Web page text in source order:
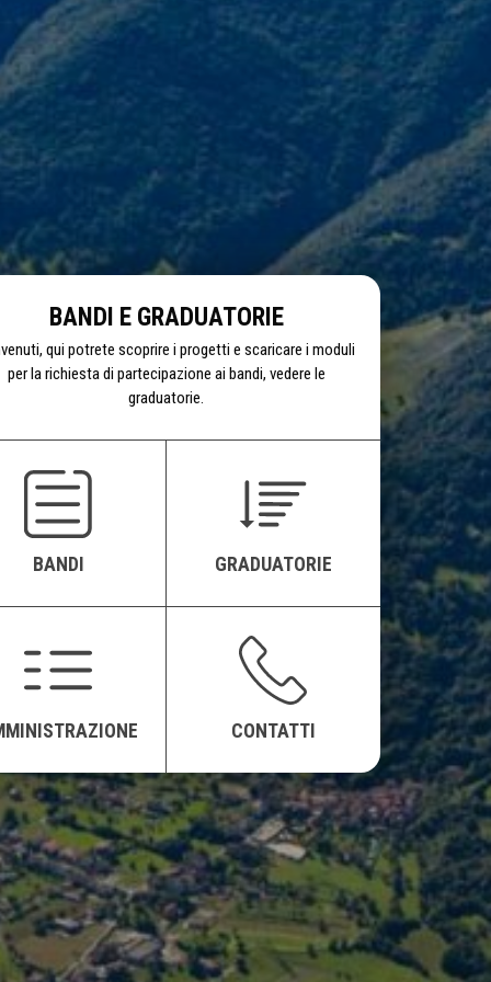
BANDI E GRADUATORIE
qui potrete scoprire i progetti e scaricare i moduli
per la richiesta di partecipazione ai bandi, vedere le
graduatorie.
BANDI GRADUATORIE
CONTATTI